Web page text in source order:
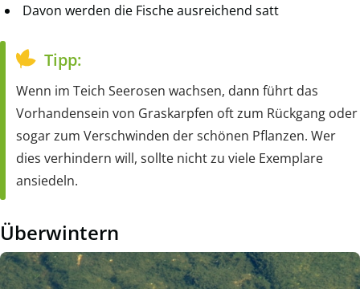
Davon werden die Fische ausreichend satt
Tipp:
Wenn im Teich Seerosen wachsen, dann führt das
Vorhandensein von Graskarpfen oft zum Rückgang oder
sogar zum Verschwinden der schönen Pflanzen. Wer
dies verhindern will, sollte nicht zu viele Exemplare
ansiedeln.
Überwintern